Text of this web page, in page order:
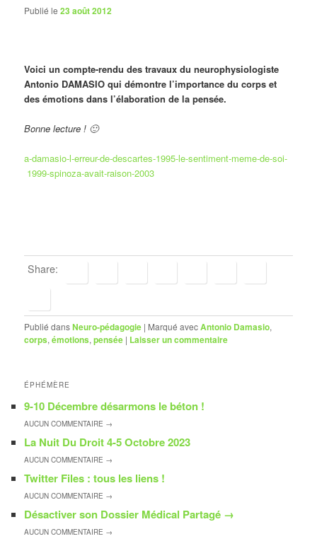
Publié le23 août 2012
Voici un compte-rendu des travaux du neurophysiologiste
Antonio DAMASIO qui démontre l’importance du corps et
des émotions dans l’élaboration de la pensée.
Bonne lecture ! 🙂
a-damasio-l-erreur-de-descartes-1995-le-sentiment-meme-de-soi-
1999-spinoza-avait-raison-2003
Share:
Publié dansNeuro-pédagogie | Marqué avecAntonio Damasio,
corps,émotions,pensée | Laisser un commentaire
ÉPHÉMÈRE
9-10 Décembre désarmons le béton !
AUCUNCOMMENTAIRE →
La Nuit Du Droit 4-5 Octobre 2023
AUCUNCOMMENTAIRE →
Twitter Files : tous les liens !
AUCUNCOMMENTAIRE →
Désactiver son Dossier Médical Partagé →
AUCUNCOMMENTAIRE →